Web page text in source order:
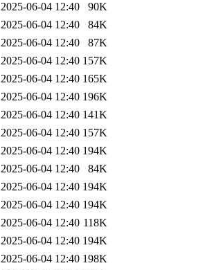
2025-06-04 12:40
90K
2025-06-04 12:40
84K
2025-06-04 12:40
87K
2025-06-04 12:40 157K
2025-06-04 12:40 165K
2025-06-04 12:40 196K
2025-06-04 12:40 141K
2025-06-04 12:40 157K
2025-06-04 12:40 194K
2025-06-04 12:40
84K
2025-06-04 12:40 194K
2025-06-04 12:40 194K
2025-06-04 12:40 118K
2025-06-04 12:40 194K
2025-06-04 12:40 198K